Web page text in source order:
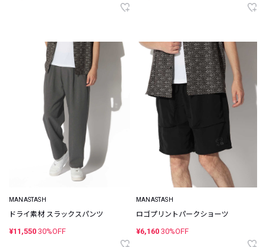
MANASTASH
ドライ素材 スラックスパンツ
¥11,550 30%OFF
MANASTASH
ロゴプリントパークショーツ
¥6,160 30%OFF